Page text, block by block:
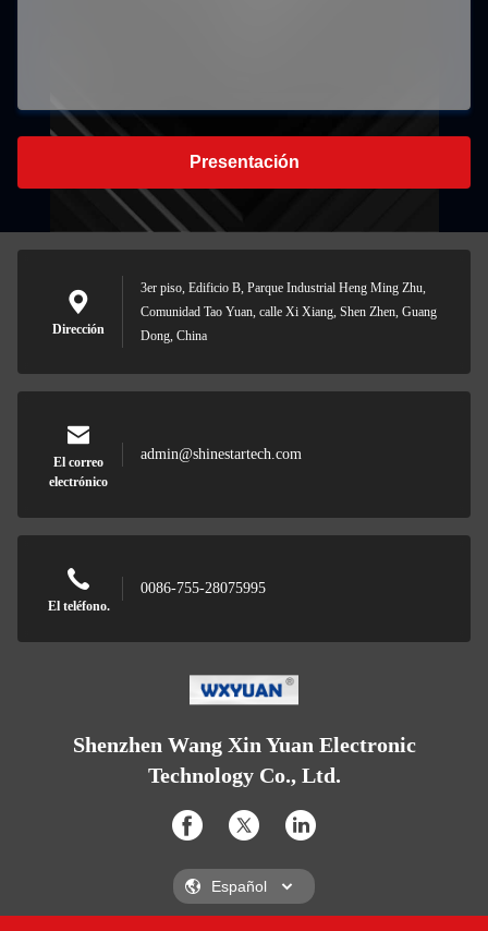
Presentación
Dirección
3er piso, Edificio B, Parque Industrial Heng Ming Zhu,
Comunidad Tao Yuan, calle Xi Xiang, Shen Zhen, Guang
Dong, China
El correo
electrónico
admin@shinestartech.com
El teléfono.
0086-755-28075995
Shenzhen Wang Xin Yuan Electronic
Technology Co., Ltd.